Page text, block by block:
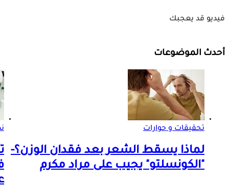
فيديو قد يعجبك
أحدث الموضوعات
تحقيقات و حوارات
لماذا يسقط الشعر بعد فقدان الوزن؟-
"الكونسلتو" يجيب على مراد مكرم